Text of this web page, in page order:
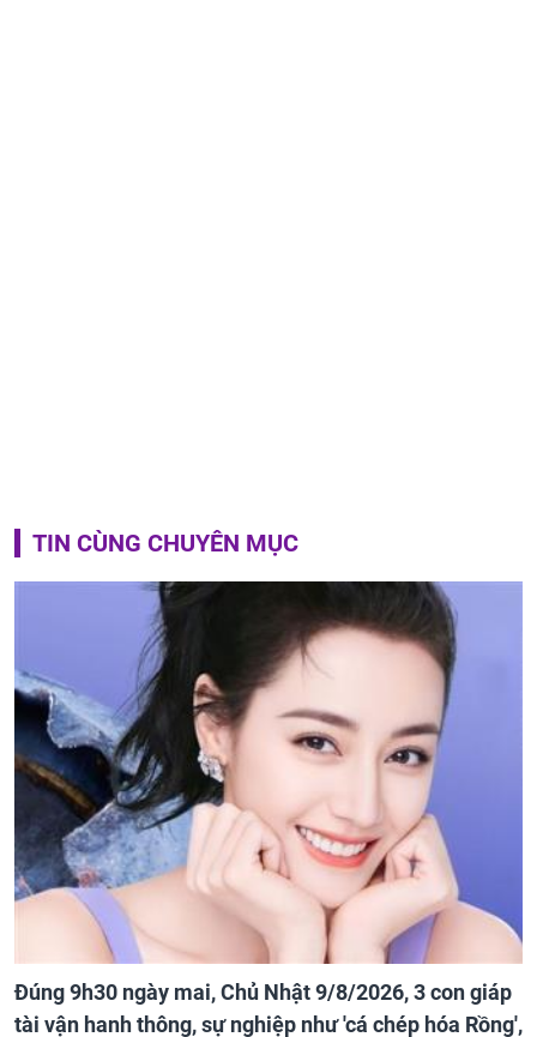
TIN CÙNG CHUYÊN MỤC
Đúng 9h30 ngày mai, Chủ Nhật 9/8/2026, 3 con giáp
tài vận hanh thông, sự nghiệp như 'cá chép hóa Rồng',